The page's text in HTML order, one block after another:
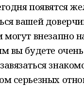
появятся
вашей
могут внезапно
вы будете
серьезных